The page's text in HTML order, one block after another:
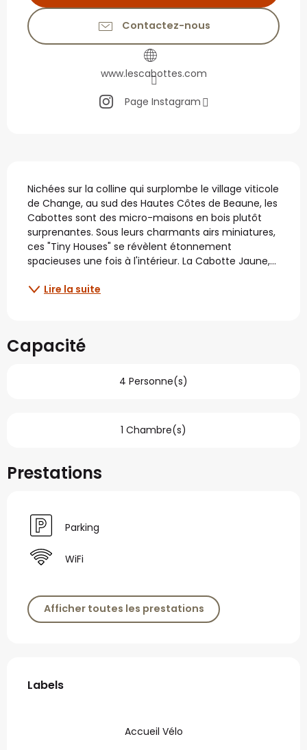
Contactez-nous
www.lescabottes.com
Page Instagram
Description
Nichées sur la colline qui surplombe le village viticole
de Change, au sud des Hautes Côtes de Beaune, les
Cabottes sont des micro-maisons en bois plutôt
surprenantes. Sous leurs charmants airs miniatures,
ces "Tiny Houses" se révèlent étonnement
spacieuses une fois à l'intérieur. La Cabotte Jaune,...
Lire la suite
Capacité
4 Personne(s)
1 Chambre(s)
Prestations
Parking
WiFi
Afficher toutes les prestations
Offres de prestations
Labels
Labels
Accueil Vélo